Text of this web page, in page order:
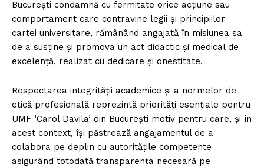
București condamnă cu fermitate orice acțiune sau
comportament care contravine legii și principiilor
cartei universitare, rămânând angajată în misiunea sa
de a susține și promova un act didactic și medical de
excelență, realizat cu dedicare și onestitate.
Respectarea integrității academice și a normelor de
etică profesională reprezintă priorități esențiale pentru
UMF ‘Carol Davila’ din București motiv pentru care, și în
acest context, își păstrează angajamentul de a
colabora pe deplin cu autoritățile competente
asigurând totodată transparența necesară pe